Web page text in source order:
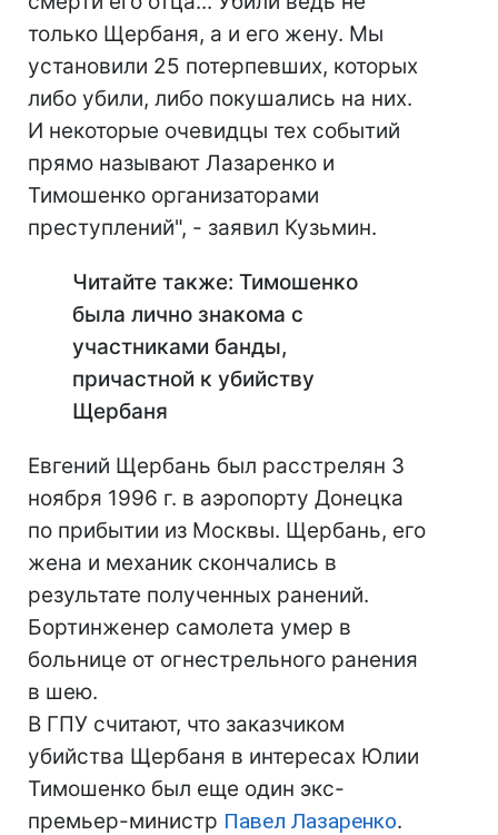
только Щербаня, а и его жену. Мы
установили 25 потерпевших, которых
либо убили, либо покушались на них.
И некоторые очевидцы тех событий
прямо называют Лазаренко и
Тимошенко организаторами
преступлений", - заявил Кузьмин.
Читайте также: Тимошенко
была лично знакома с
участниками банды,
причастной к убийству
Щербаня
Евгений Щербань был расстрелян 3
ноября 1996 г. в аэропорту Донецка
по прибытии из Москвы. Щербань, его
жена и механик скончались в
результате полученных ранений.
Бортинженер самолета умер в
больнице от огнестрельного ранения
в шею.
В ГПУ считают, что заказчиком
убийства Щербаня в интересах Юлии
Тимошенко был еще один экс-
премьер-министр Павел Лазаренко.